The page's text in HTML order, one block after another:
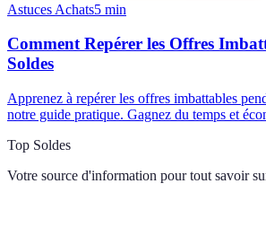
Astuces Achats5 min
Comment Repérer les Offres
Soldes
Apprenez à repérer les offres imbattables
notre guide pratique. Gagnez du temps et
Top Soldes
Votre source d'information pour tout savoir